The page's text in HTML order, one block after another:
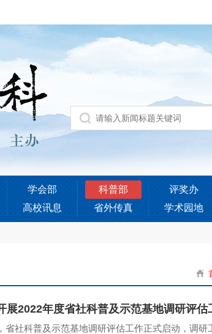
学会部 科普部 评奖办
高校讯息 省外传真 学术园地
展2022年度省社科普及示范基地调研评估
省社科普及示范基地调研评估工作正式启动，调